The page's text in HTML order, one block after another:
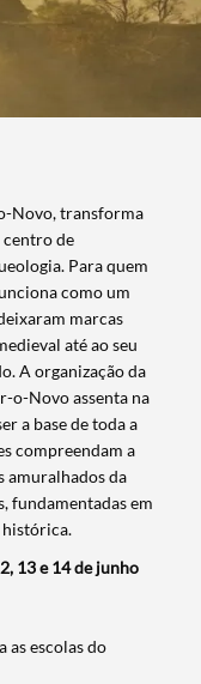
Novo, transforma
centro de
Para quem
como um
marcas
até ao seu
A organização da
o-Novo assenta na
a base de toda a
compreendam a
amuralhados da
fundamentadas em
histórica.
13 e 14 de junho
as escolas do